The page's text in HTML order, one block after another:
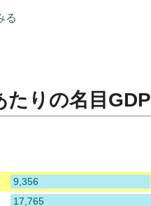
る
たりの名目GDP
9,356
17,765